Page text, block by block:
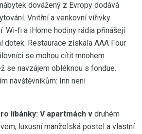
dovážený z Evropy dodává
Vnitřní a venkovní vířivky
Wi-fi a iHome hodiny rádia přinášejí
dotek. Restaurace získala AAA Four
se mohou cítit mnohem
se navzájem obléknou s fondue.
návštěvníkům: Inn není
líbánky: V apartmách v druhém
luxusní manželská postel a vlastní